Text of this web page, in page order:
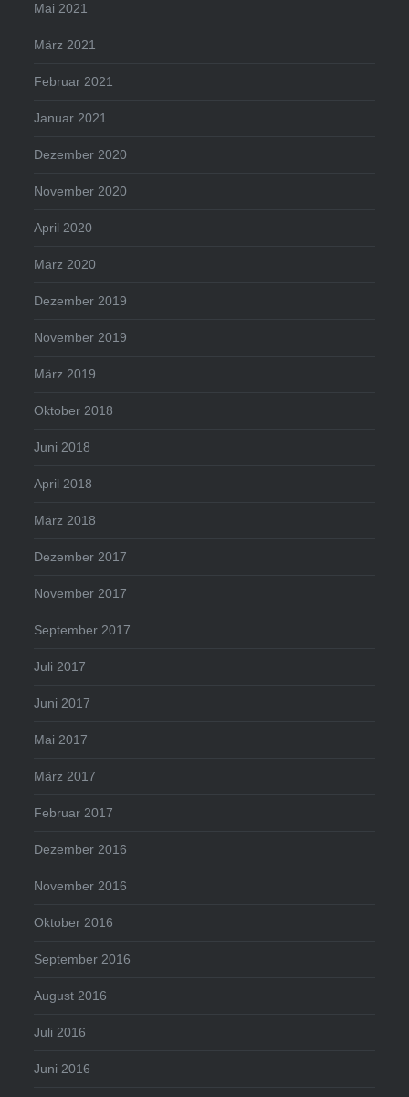
Mai 2021
März 2021
Februar 2021
Januar 2021
Dezember 2020
November 2020
April 2020
März 2020
Dezember 2019
November 2019
März 2019
Oktober 2018
Juni 2018
April 2018
März 2018
Dezember 2017
November 2017
September 2017
Juli 2017
Juni 2017
Mai 2017
März 2017
Februar 2017
Dezember 2016
November 2016
Oktober 2016
September 2016
August 2016
Juli 2016
Juni 2016